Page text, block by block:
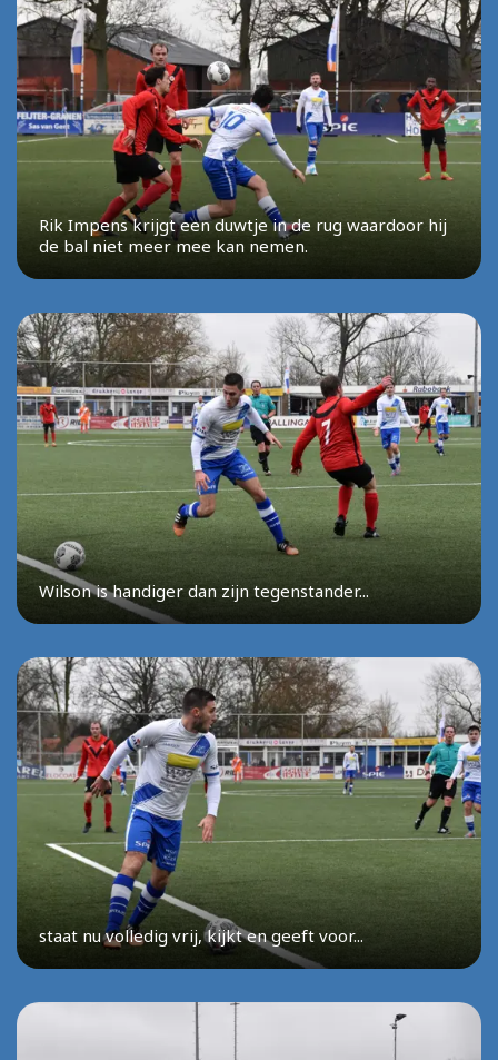
Rik Impens krijgt een duwtje in de rug waardoor hij
de bal niet meer mee kan nemen.
Wilson is handiger dan zijn tegenstander...
staat nu volledig vrij, kijkt en geeft voor...